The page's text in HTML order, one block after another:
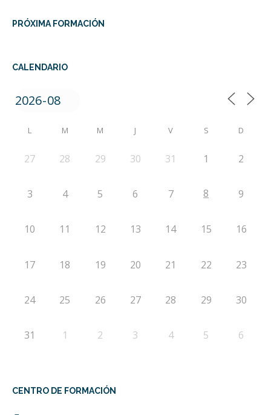
PRÓXIMA FORMACIÓN
CALENDARIO
L M M J V S D
27 28 29 30 31 1 2
3 4 5 6 7 8 9
10 11 12 13 14 15 16
17 18 19 20 21 22 23
24 25 26 27 28 29 30
31 1 2 3 4 5 6
CENTRO DE FORMACIÓN